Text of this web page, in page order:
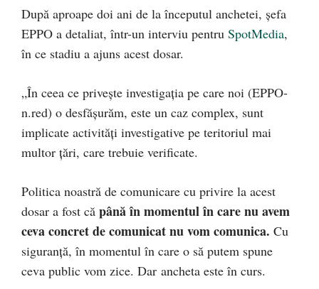
După aproape doi ani de la începutul anchetei, șefa
EPPO a detaliat, într-un interviu pentru SpotMedia,
în ce stadiu a ajuns acest dosar.
„În ceea ce privește investigația pe care noi (EPPO-
n.red) o desfășurăm, este un caz complex, sunt
implicate activități investigative pe teritoriul mai
multor țări, care trebuie verificate.
Politica noastră de comunicare cu privire la acest
dosar a fost că până în momentul în care nu avem
ceva concret de comunicat nu vom comunica. Cu
siguranță, în momentul în care o să putem spune
ceva public vom zice. Dar ancheta este în curs.